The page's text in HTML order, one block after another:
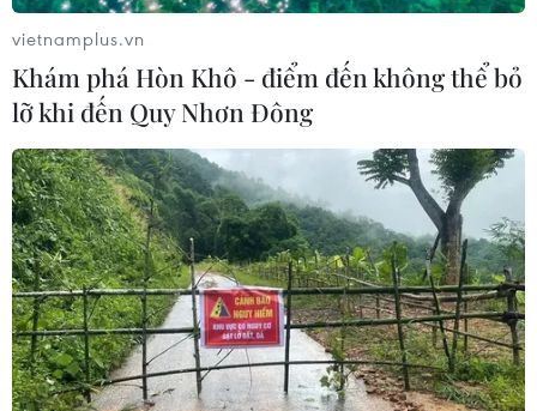
vietnamplus.vn
Khám phá Hòn Khô - điểm đến không thể bỏ
lỡ khi đến Quy Nhơn Đông